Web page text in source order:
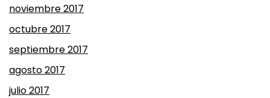
noviembre 2017
octubre 2017
septiembre 2017
agosto 2017
julio 2017